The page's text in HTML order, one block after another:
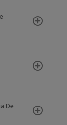
De